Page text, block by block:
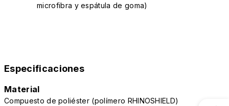
microfibra y espátula de goma)
Especificaciones
Material
Compuesto de poliéster (polímero RHINOSHIELD)